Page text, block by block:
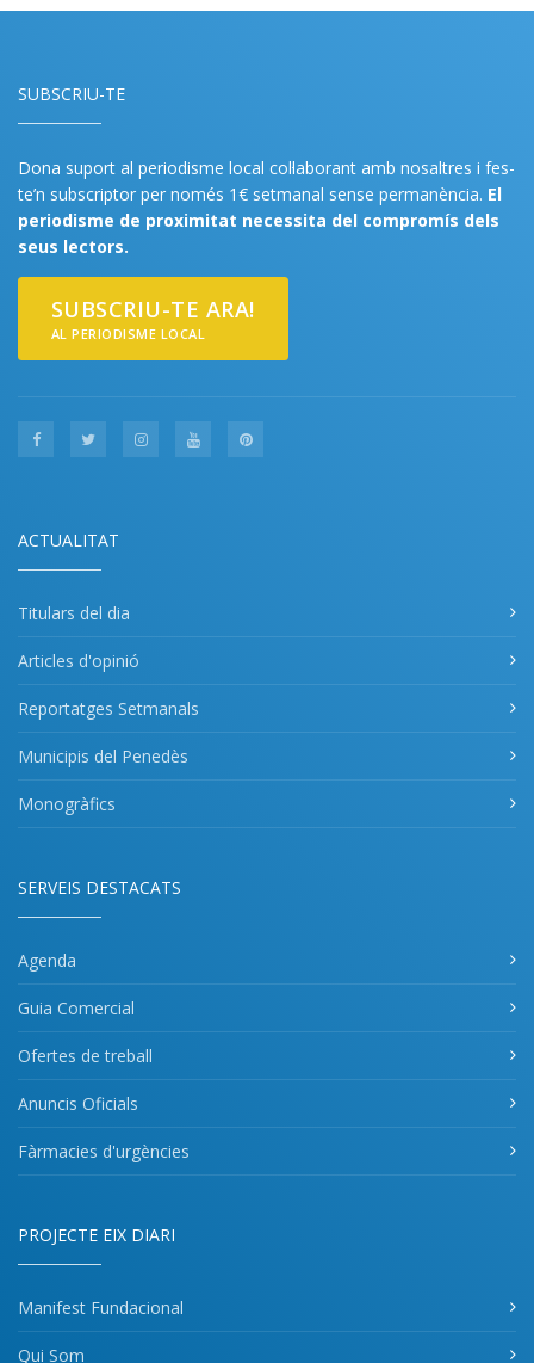
SUBSCRIU-TE
Dona suport al periodisme local col·laborant amb nosaltres i fes-
te’n subscriptor per només 1€ setmanal sense permanència. El
periodisme de proximitat necessita del compromís dels
seus lectors.
SUBSCRIU-TE ARA!
AL PERIODISME LOCAL
ACTUALITAT
Titulars del dia
Articles d'opinió
Reportatges Setmanals
Municipis del Penedès
Monogràfics
SERVEIS DESTACATS
Agenda
Guia Comercial
Ofertes de treball
Anuncis Oficials
Fàrmacies d'urgències
PROJECTE EIX DIARI
Manifest Fundacional
Qui Som